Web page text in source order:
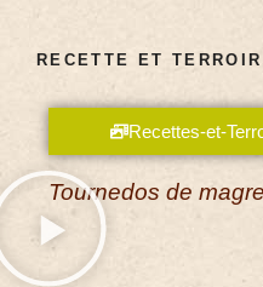
RECETTE ET
Recettes-et-
Tournedos de